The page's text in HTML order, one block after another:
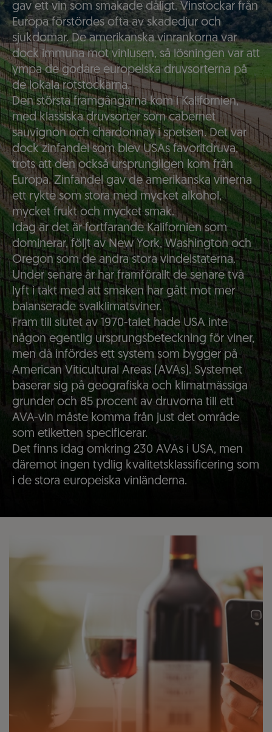
gav ett vin som smakade dåligt. Vinstockar från
Europa förstördes ofta av skadedjur och
sjukdomar. De amerikanska vinrankorna var
dock immuna mot vinlusen, så lösningen var att
ympa de godare europeiska druvsorterna på
de lokala rotstockarna.
Den största framgångarna kom i Kalifornien,
med klassiska druvsorter som cabernet
sauvignon och chardonnay i spetsen. Det var
dock zinfandel som blev USAs favoritdruva,
trots att den också ursprungligen kom från
Europa. Zinfandel gav de amerikanska vinerna
ett rykte som stora med mycket alkohol,
mycket frukt och mycket smak.
Idag är det är fortfarande Kalifornien som
dominerar, följt av New York, Washington och
Oregon som de andra stora vindelstaterna.
Under senare år har framförallt de senare två
lyft i takt med att smaken har gått mot mer
balanserade svalklimatsviner.
Fram till slutet av 1970-talet hade USA inte
någon egentlig ursprungsbeteckning för viner,
men då infördes ett system som bygger på
American Viticultural Areas (AVAs). Systemet
baserar sig på geografiska och klimatmässiga
grunder och 85 procent av druvorna till ett
AVA-vin måste komma från just det område
som etiketten specificerar.
Det finns idag omkring 230 AVAs i USA, men
däremot ingen tydlig kvalitetsklassificering som
i de stora europeiska vinländerna.